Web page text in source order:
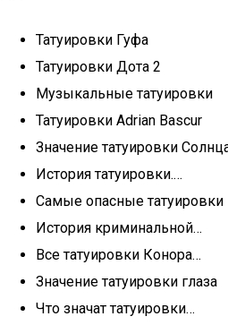
Татуировки Гуфа
Татуировки Дота 2
Музыкальные татуировки
Татуировки Adrian Bascur
Значение татуировки
История татуировки.…
Самые опасные татуировки
История криминальной…
Все татуировки Конора…
Значение татуировки глаза
Что значат татуировки…